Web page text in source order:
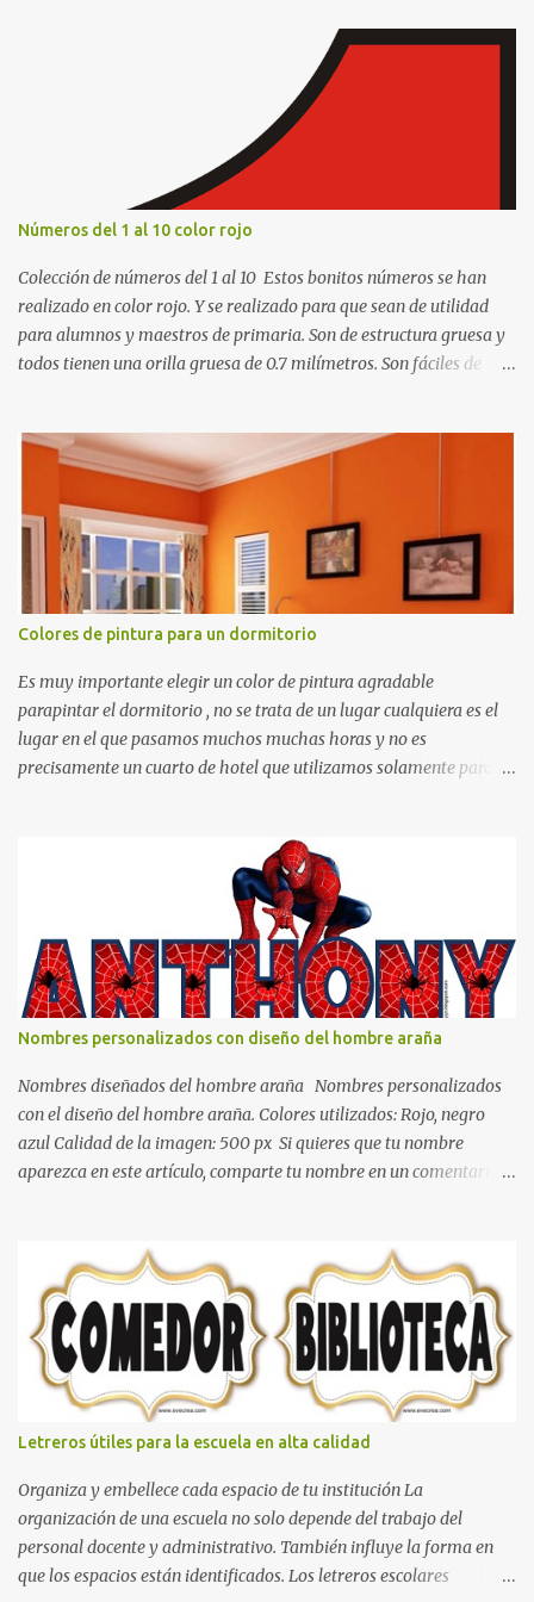
Números del 1 al 10 color rojo
Colección de números del 1 al 10 Estos bonitos números se han
realizado en color rojo. Y se realizado para que sean de utilidad
para alumnos y maestros de primaria. Son de estructura gruesa y
todos tienen una orilla gruesa de 0.7 milímetros. Son fáciles de
matemáticos, para decorar los cumpleaños de los niños, entre
otras cosas.
Colores de pintura para un dormitorio
Es muy importante elegir un color de pintura agradable
parapintar el dormitorio , no se trata de un lugar cualquiera es el
lugar en el que pasamos muchos muchas horas y no es
precisamente un cuarto de hotel que utilizamos solamente para
cómodo y también para nuestra vista. Te mostramos algunas
sugerencias que pueden brindar la elegancia y estilo que buscas
para tu dormitorio. El color naranja es una buena opción para
recibir esa luz y felicidad que todo ser humano necesita. El color
blanco es ideal para lograr el relax total, es un color que va con
todo y además es color bastante limpio que te dará esa sensación
de calidez. Los colores terra son excelentes para usar en el
dormitorio nos brinda esa sensación de tranquilidad y confort. El
color gris es un color muy relajante y por lo tanto entra en la lista
de colo...
Nombres personalizados con diseño del hombre araña
Nombres diseñados del hombre araña Nombres personalizados
con el diseño del hombre araña. Colores utilizados: Rojo, negro
azul Calidad de la imagen: 500 px Si quieres que tu nombre
aparezca en este artículo, comparte tu nombre en un comentario y
decorar el dormitorio con pósters Cama con diseño de ring de
boxeo Ideas para decoraciones de fiestas infantiles Cosas bonitas
que se pueden hacer con gomas de coche
Letreros útiles para la escuela en alta calidad
Organiza y embellece cada espacio de tu institución La
organización de una escuela no solo depende del trabajo del
personal docente y administrativo. También influye la forma en
que los espacios están identificados. Los letreros escolares